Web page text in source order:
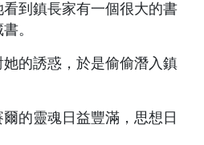
到鎮長家有一個很大的書
。
的誘惑，於是偷偷潛入鎮
的靈魂日益豐滿，思想日